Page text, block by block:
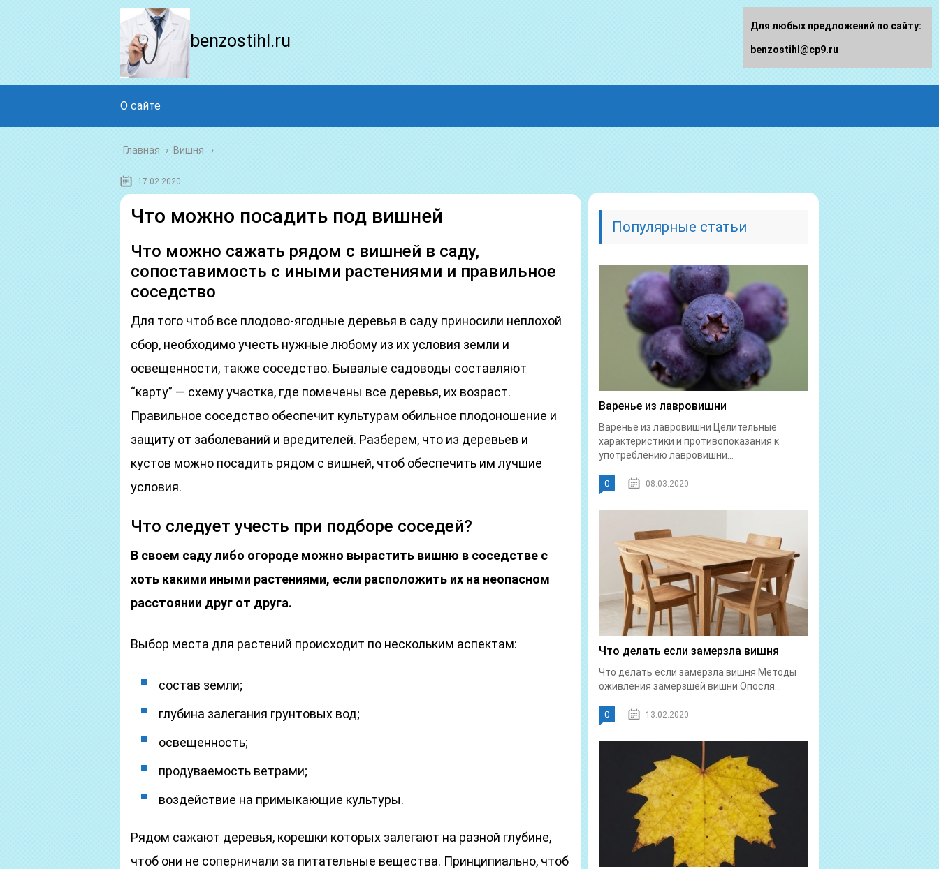
benzostihl.ru
О сайте
Главная › Вишня
17.02.2020
Что можно посадить под вишней
Что можно сажать рядом с вишней в саду,
сопоставимость с иными растениями и правильное
соседство
Для того чтоб все плодово-ягодные деревья в саду приносили неплохой
сбор, необходимо учесть нужные любому из их условия земли и
освещенности, также соседство. Бывалые садоводы составляют
“карту” — схему участка, где помечены все деревья, их возраст.
Правильное соседство обеспечит культурам обильное плодоношение и
защиту от заболеваний и вредителей. Разберем, что из деревьев и
кустов можно посадить рядом с вишней, чтоб обеспечить им лучшие
условия.
Что следует учесть при подборе соседей?
В своем саду либо огороде можно вырастить вишню в соседстве с
хоть какими иными растениями, если расположить их на неопасном
расстоянии друг от друга.
Выбор места для растений происходит по нескольким аспектам:
состав земли;
глубина залегания грунтовых вод;
освещенность;
продуваемость ветрами;
воздействие на примыкающие культуры.
Рядом сажают деревья, корешки которых залегают на разной глубине,
чтоб они не соперничали за питательные вещества. Принципиально, чтоб
Популярные статьи
Варенье из лавровишни
Варенье из лавровишни Целительные
характеристики и противопоказания к
употреблению лавровишни...
0 08.03.2020
Что делать если замерзла вишня
Что делать если замерзла вишня Методы
оживления замерзшей вишни Опосля...
0 13.02.2020
Для любых предложений по сайту:
benzostihl@cp9.ru